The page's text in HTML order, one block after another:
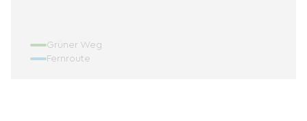
Grüner Weg
Fernroute